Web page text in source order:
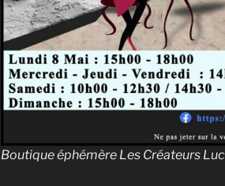
Boutique éphémère Les Créateurs